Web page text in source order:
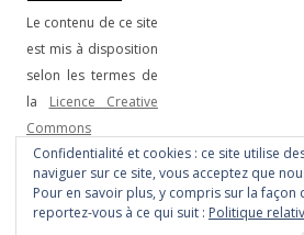
Le contenu de ce site
est mis à disposition
selon les termes de
la Licence Creative
Commons
Attribution - Pas
d'Utilisation
Commerciale 3.0
Confidentialité et cookies : ce site utilise
naviguer sur ce site, vous acceptez que
Pour en savoir plus, y compris sur la façon
reportez-vous à ce qui suit : Politique